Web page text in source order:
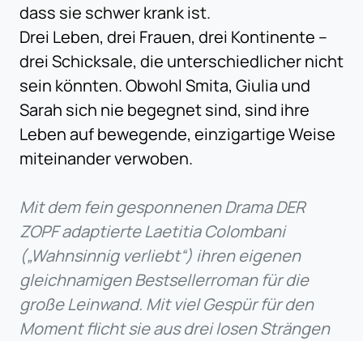
dass sie schwer krank ist.
Drei Leben, drei Frauen, drei Kontinente –
drei Schicksale, die unterschiedlicher nicht
sein könnten. Obwohl Smita, Giulia und
Sarah sich nie begegnet sind, sind ihre
Leben auf bewegende, einzigartige Weise
miteinander verwoben.
Mit dem fein gesponnenen Drama DER
ZOPF adaptierte Laetitia Colombani
(„Wahnsinnig verliebt“) ihren eigenen
gleichnamigen Bestsellerroman für die
große Leinwand. Mit viel Gespür für den
Moment flicht sie aus drei losen Strängen